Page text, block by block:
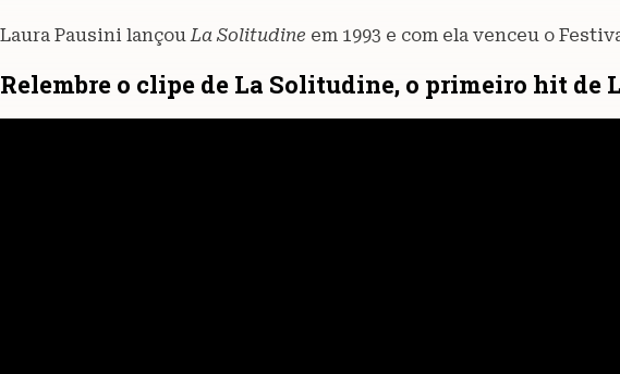
Laura Pausini lançou La Solitudine em 1993 e com ela venceu o
Relembre o clipe de La Solitudine, o primeiro hit de